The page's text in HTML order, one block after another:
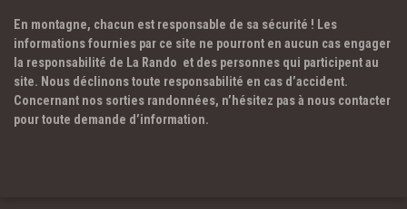
En montagne, chacun est responsable de sa sécurité ! Les
informations fournies par ce site ne pourront en aucun cas engager
la responsabilité de La Rando et des personnes qui participent au
site. Nous déclinons toute responsabilité en cas d’accident.
Concernant nos sorties randonnées, n’hésitez pas à nous contacter
pour toute demande d’information.